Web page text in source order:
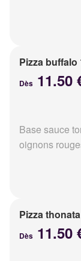
Pizza buffalo
Dès 11.50
Base sauce
oignons
Pizza
Dès 11.50